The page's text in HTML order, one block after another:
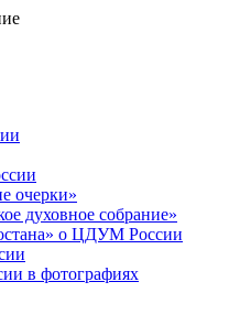
очерки»
духовное собрание»
о ЦДУМ России
в фотографиях